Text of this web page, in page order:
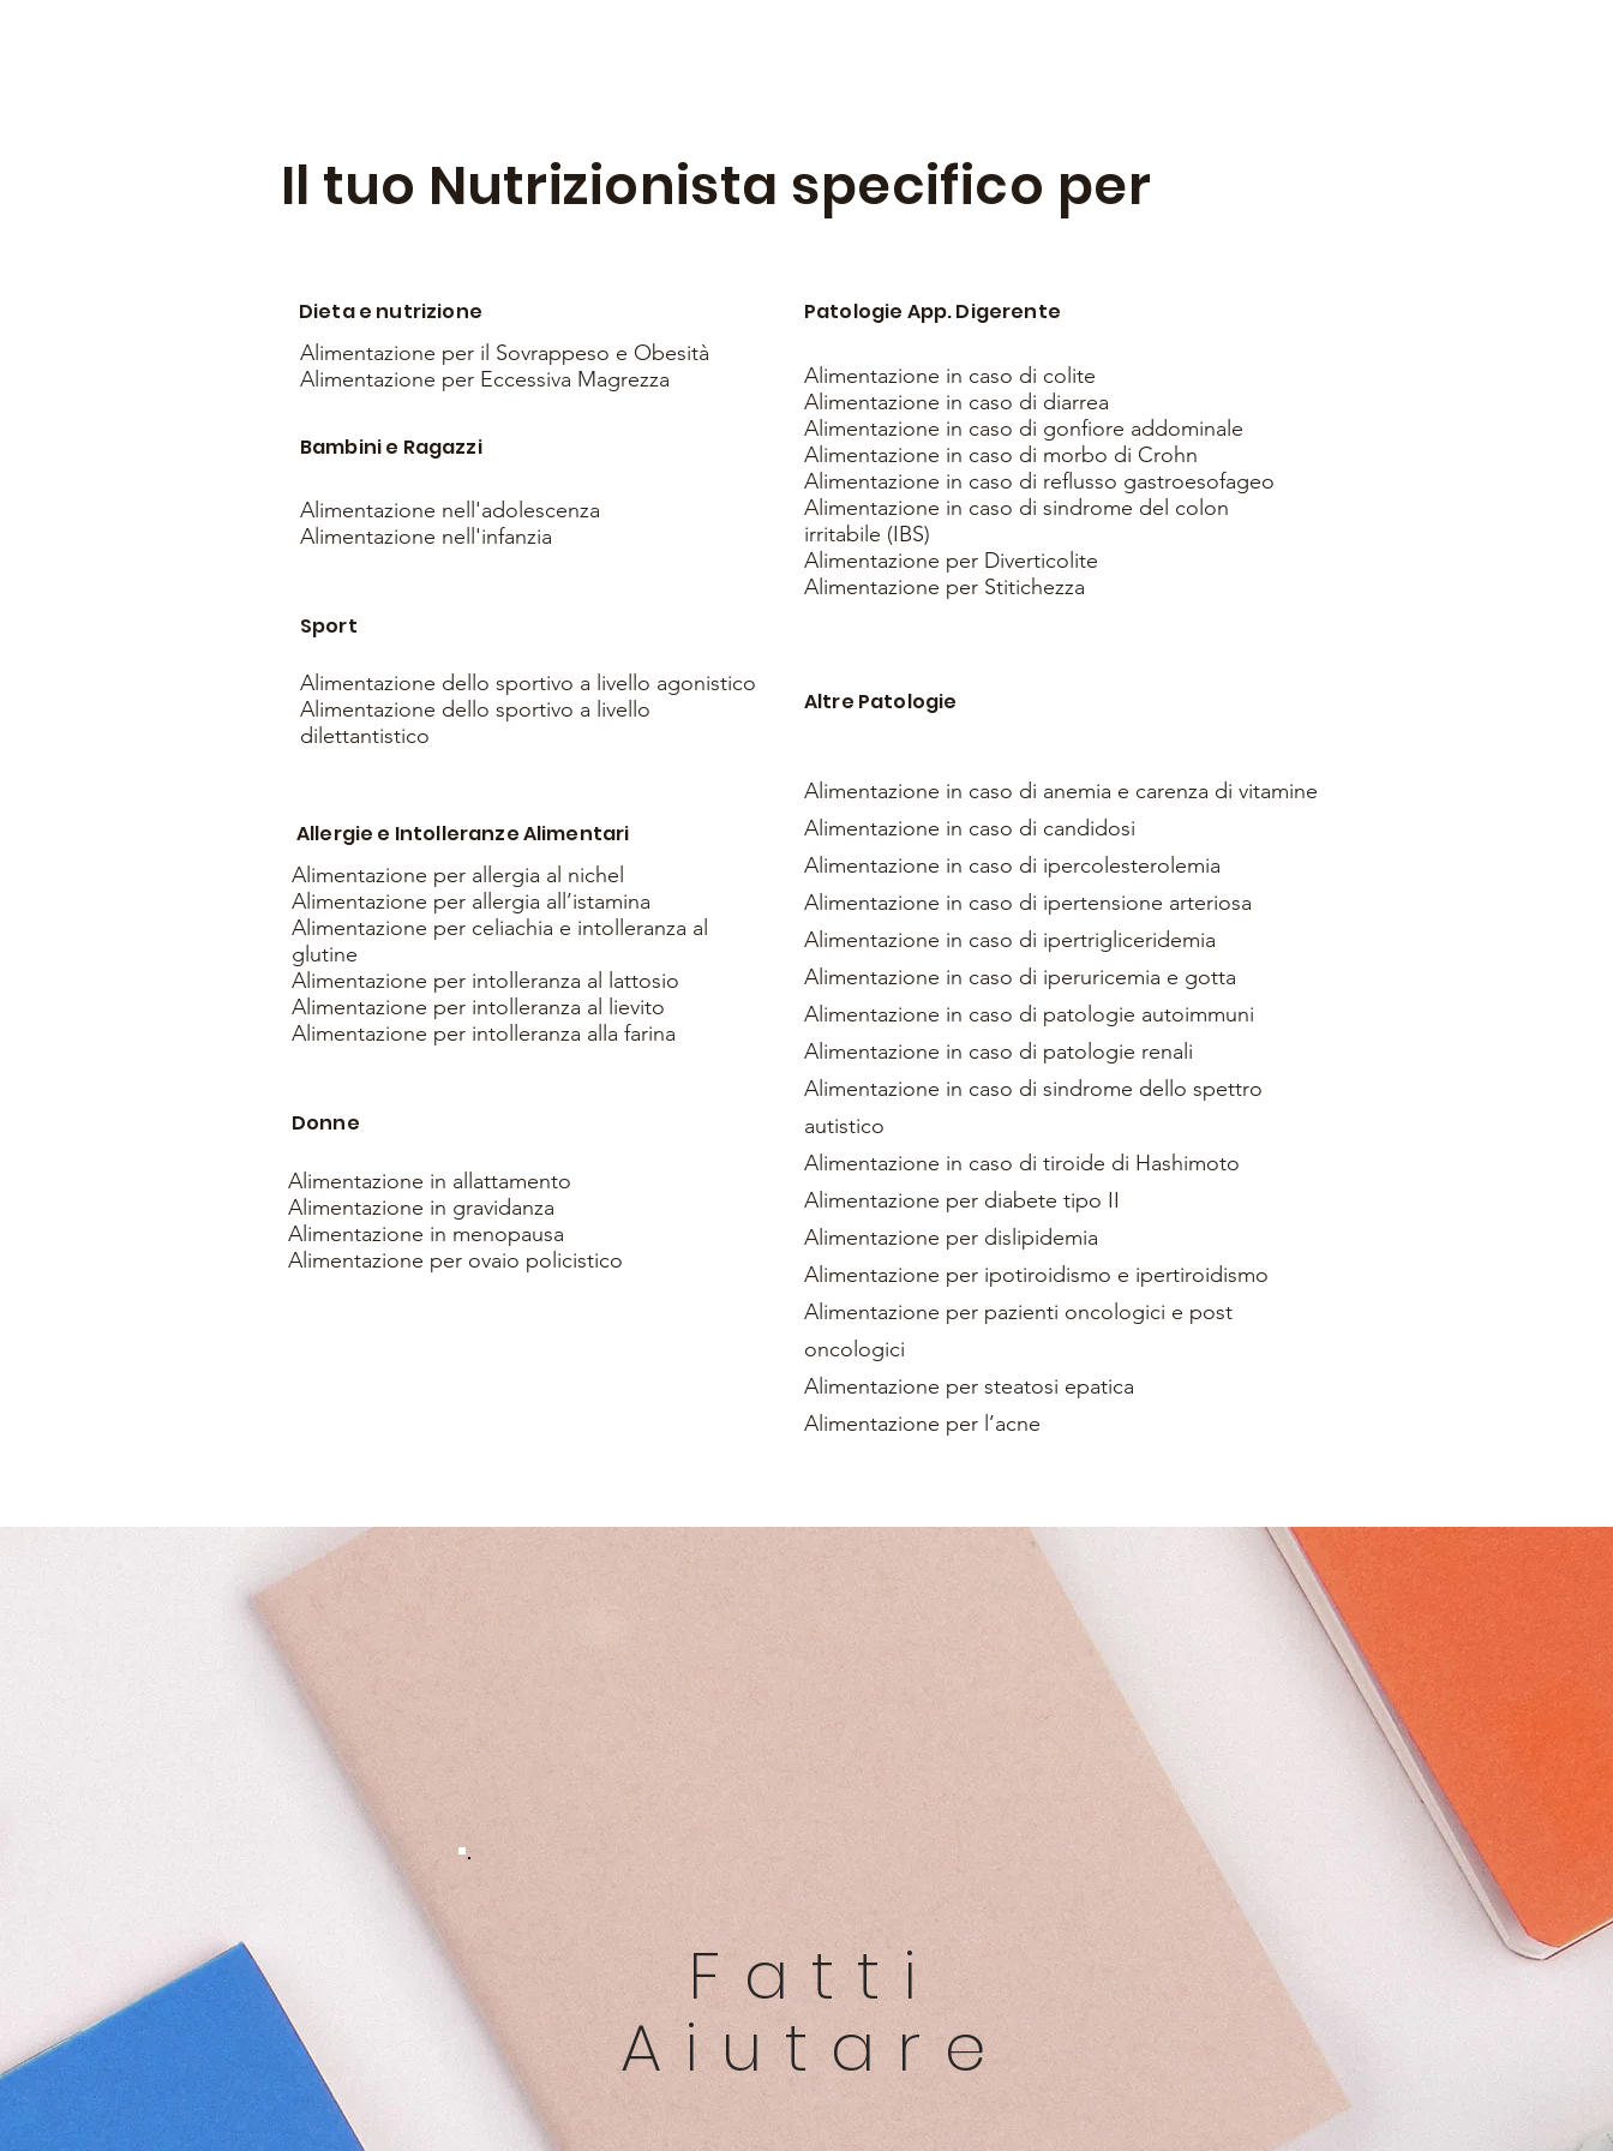
Il tuo Nutrizionista specifico per
Dieta e nutrizione
Alimentazione per il Sovrappeso e Obesità
Alimentazione per Eccessiva Magrezza
Bambini e Ragazzi
Alimentazione nell'adolescenza
Alimentazione nell'infanzia
Patologie App. Digerente
Alimentazione in caso di colite
Alimentazione in caso di diarrea
Alimentazione in caso di gonfiore addominale
Alimentazione in caso di morbo di Crohn
Alimentazione in caso di reflusso gastroesofageo
Alimentazione in caso di sindrome del colon
irritabile (IBS)
Alimentazione per Diverticolite
Alimentazione per Stitichezza
Sport
Alimentazione dello sportivo a livello agonistico
Alimentazione dello sportivo a livello
dilettantistico
Allergie e Intolleranze Alimentari
Alimentazione per allergia al nichel
Alimentazione per allergia all’istamina
Alimentazione per celiachia e intolleranza al
glutine
Alimentazione per intolleranza al lattosio
Alimentazione per intolleranza al lievito
Alimentazione per intolleranza alla farina
Donne
Alimentazione in allattamento
Alimentazione in gravidanza
Alimentazione in menopausa
Alimentazione per ovaio policistico
Altre Patologie
Alimentazione in caso di anemia e carenza di vitamine
Alimentazione in caso di candidosi
Alimentazione in caso di ipercolesterolemia
Alimentazione in caso di ipertensione arteriosa
Alimentazione in caso di ipertrigliceridemia
Alimentazione in caso di iperuricemia e gotta
Alimentazione in caso di patologie autoimmuni
Alimentazione in caso di patologie renali
Alimentazione in caso di sindrome dello spettro
autistico
Alimentazione in caso di tiroide di Hashimoto
Alimentazione per diabete tipo II
Alimentazione per dislipidemia
Alimentazione per ipotiroidismo e ipertiroidismo
Alimentazione per pazienti oncologici e post
oncologici
Alimentazione per steatosi epatica
Alimentazione per l’acne
Fatti
Aiutare